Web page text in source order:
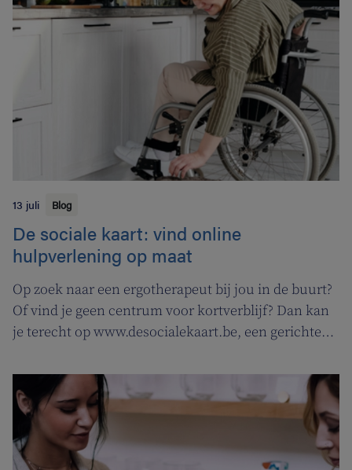
campagne om rookstopbegeleiding door
13 juli Blog
De sociale kaart: vind online
hulpverlening op maat
Op zoek naar een ergotherapeut bij jou in de buurt?
Of vind je geen centrum voor kortverblijf? Dan kan
je terecht op www.desocialekaart.be, een gerichte
gezondheidszorg en welzijn. Heel handig voor zowel
patiënten als zorgverleners.